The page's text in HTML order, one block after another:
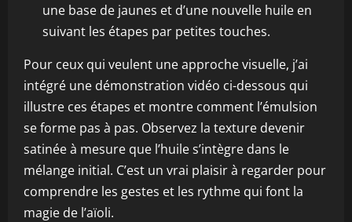
une base de jaunes et d’une nouvelle huile en
suivant les étapes par petites touches.
Pour ceux qui veulent une approche visuelle, j’ai
intégré une démonstration vidéo ci-dessous qui
illustre ces étapes et montre comment l’émulsion
se forme pas à pas. Observez la texture devenir
satinée à mesure que l’huile s’intègre dans le
mélange initial. C’est un vrai plaisir à regarder pour
comprendre les gestes et les rythme qui font la
magie de l’aïoli.